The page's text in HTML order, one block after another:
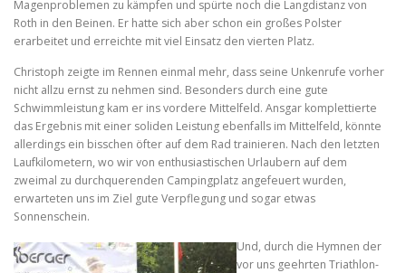
Magenproblemen zu kämpfen und spürte noch die Langdistanz von
Roth in den Beinen. Er hatte sich aber schon ein großes Polster
erarbeitet und erreichte mit viel Einsatz den vierten Platz.
Christoph zeigte im Rennen einmal mehr, dass seine Unkenrufe vorher
nicht allzu ernst zu nehmen sind. Besonders durch eine gute
Schwimmleistung kam er ins vordere Mittelfeld. Ansgar komplettierte
das Ergebnis mit einer soliden Leistung ebenfalls im Mittelfeld, könnte
allerdings ein bisschen öfter auf dem Rad trainieren. Nach den letzten
Laufkilometern, wo wir von enthusiastischen Urlaubern auf dem
zweimal zu durchquerenden Campingplatz angefeuert wurden,
erwarteten uns im Ziel gute Verpflegung und sogar etwas
Sonnenschein.
Und, durch die Hymnen der
vor uns geehrten Triathlon-